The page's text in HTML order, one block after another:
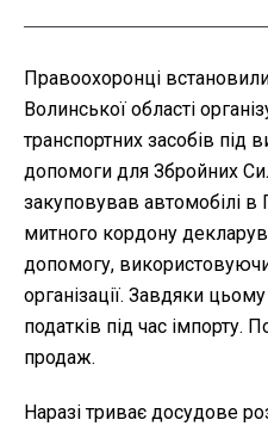
Правоохоронці
Волинської області
транспортних засобів під
допомоги для Збройних
закуповував автомобілі в
митного кордону
допомогу, використовуючи
організації. Завдяки
податків під час імпорту.
продаж.
Наразі триває досудове